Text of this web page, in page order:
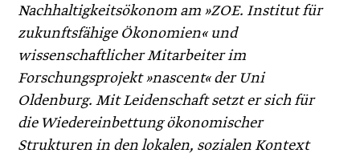
Nachhaltigkeitsökonom am »ZOE. Institut für
zukunftsfähige Ökonomien« und
wissenschaftlicher Mitarbeiter im
Forschungsprojekt »nascent« der Uni
Oldenburg. Mit Leidenschaft setzt er sich für
die Wiedereinbettung ökonomischer
Strukturen in den lokalen, sozialen Kontext